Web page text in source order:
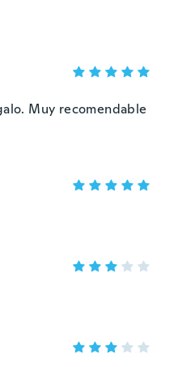
Muy recomendable